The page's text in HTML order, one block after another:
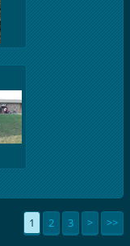
1 2 3 > >>